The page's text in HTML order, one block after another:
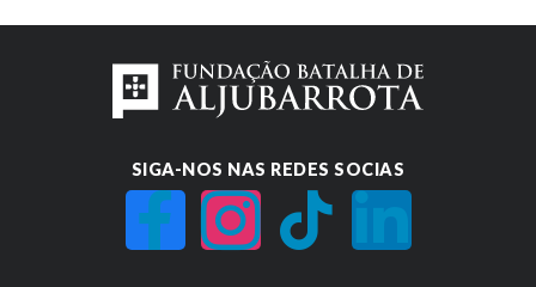
SIGA-NOS NAS REDES SOCIAS